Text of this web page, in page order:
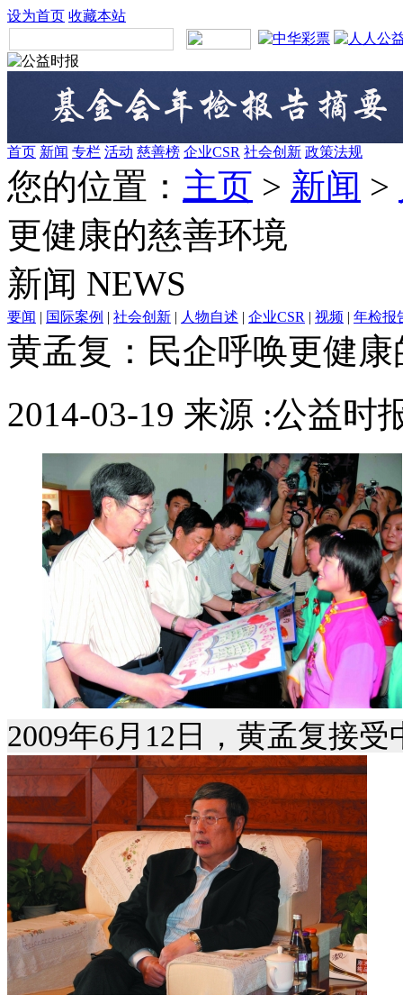
设为首页 收藏本站
首页 新闻 专栏 活动 慈善榜 企业CSR 社会创新 政策法规
您的位置： 主页 > 新闻 >
更健康的慈善环境
新闻 NEWS
要闻 | 国际案例 | 社会创新 | 人物自述 | 企业CSR | 视频 | 年检报
黄孟复：民企呼唤更健
2014-03-19 来源 :公益
2009年6月12日，黄孟复接